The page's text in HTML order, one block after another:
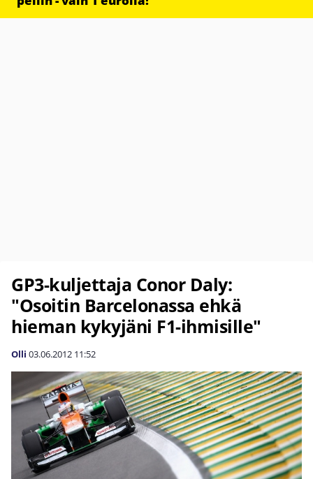
GP3-kuljettaja Conor Daly:
"Osoitin Barcelonassa ehkä
hieman kykyjäni F1-ihmisille"
Olli 03.06.2012 11:52